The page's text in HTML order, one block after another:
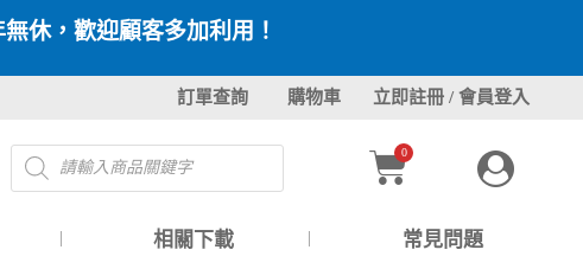
休，歡迎顧客多加利用！
訂單查詢 購物車 立即註冊 / 會員登入
0
相關下載 常見問題